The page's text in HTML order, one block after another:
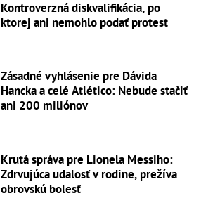
Kontroverzná diskvalifikácia, po
ktorej ani nemohlo podať protest
Zásadné vyhlásenie pre Dávida
Hancka a celé Atlético: Nebude stačiť
ani 200 miliónov
Krutá správa pre Lionela Messiho:
Zdrvujúca udalosť v rodine, prežíva
obrovskú bolesť